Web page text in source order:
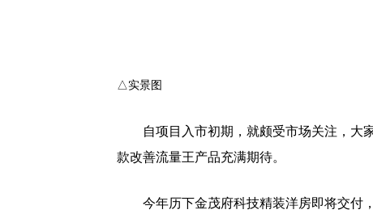
△实景图
自项目入市初期，就颇受市场关注，大
款改善流量王产品充满期待。
今年历下金茂府科技精装洋房即将交付